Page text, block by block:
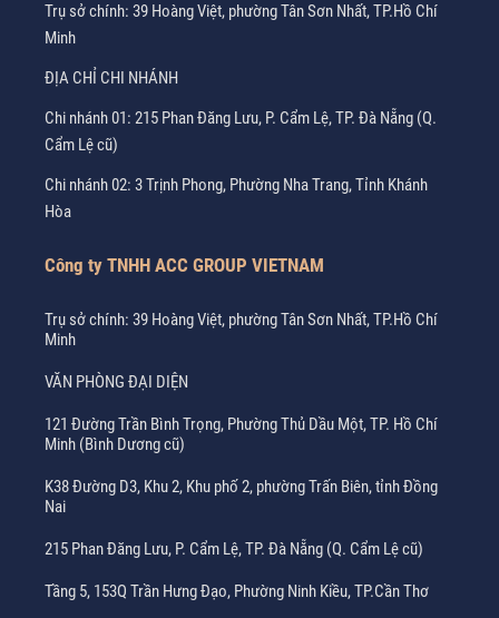
Trụ sở chính: 39 Hoàng Việt, phường Tân Sơn Nhất, TP.Hồ Chí
Minh
ĐỊA CHỈ CHI NHÁNH
Chi nhánh 01: 215 Phan Đăng Lưu, P. Cẩm Lệ, TP. Đà Nẵng (Q.
Cẩm Lệ cũ)
Chi nhánh 02: 3 Trịnh Phong, Phường Nha Trang, Tỉnh Khánh
Hòa
Công ty TNHH ACC GROUP VIETNAM
Trụ sở chính: 39 Hoàng Việt, phường Tân Sơn Nhất, TP.Hồ Chí
Minh
VĂN PHÒNG ĐẠI DIỆN
121 Đường Trần Bình Trọng, Phường Thủ Dầu Một, TP. Hồ Chí
Minh (Bình Dương cũ)
K38 Đường D3, Khu 2, Khu phố 2, phường Trấn Biên, tỉnh Đồng
Nai
215 Phan Đăng Lưu, P. Cẩm Lệ, TP. Đà Nẵng (Q. Cẩm Lệ cũ)
Tầng 5, 153Q Trần Hưng Đạo, Phường Ninh Kiều, TP.Cần Thơ